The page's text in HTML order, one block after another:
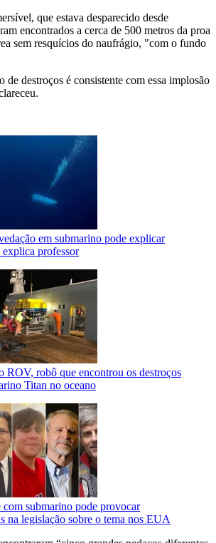
que estava desparecido desde
encontrados a cerca de 500 metros da proa
sem resquícios do naufrágio, "com o fundo
de destroços é consistente com essa implosão
em submarino pode explicar
explica professor
ROV, robô que encontrou os destroços
Titan no oceano
com submarino pode provocar
na legislação sobre o tema nos EUA